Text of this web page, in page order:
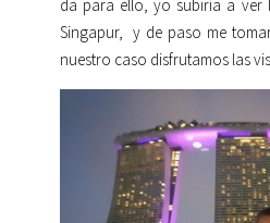
da para ello, yo subiría a ver
Singapur, y de paso me
nuestro caso disfrutamos las